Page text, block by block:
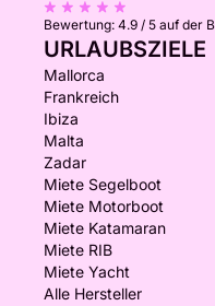
Bewertung: 4.9 / 5 auf der
URLAUBSZIELE
Mallorca
Frankreich
Ibiza
Malta
Zadar
Miete Segelboot
Miete Motorboot
Miete Katamaran
Miete RIB
Miete Yacht
Alle Hersteller